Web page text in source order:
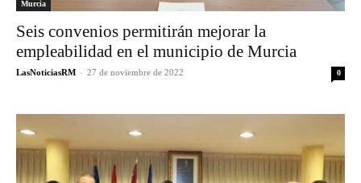
Murcia
Seis convenios permitirán mejorar la
empleabilidad en el municipio de Murcia
LasNoticiasRM - 27 de noviembre de 2022 0